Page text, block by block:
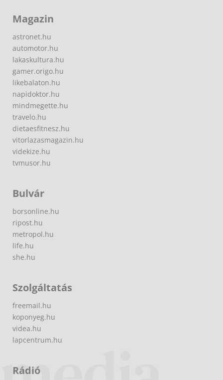
Magazin
astronet.hu
automotor.hu
lakaskultura.hu
gamer.origo.hu
likebalaton.hu
napidoktor.hu
mindmegette.hu
travelo.hu
dietaesfitnesz.hu
vitorlazasmagazin.hu
videkize.hu
tvmusor.hu
Bulvár
borsonline.hu
ripost.hu
metropol.hu
life.hu
she.hu
Szolgáltatás
freemail.hu
koponyeg.hu
videa.hu
lapcentrum.hu
Rádió